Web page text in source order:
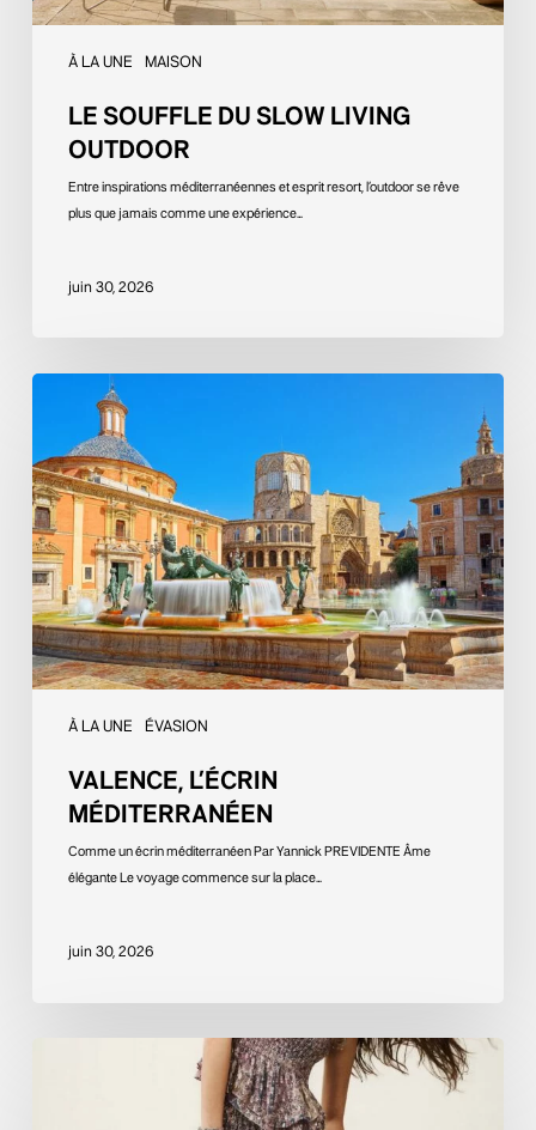
À LA UNE MAISON
LE SOUFFLE DU SLOW LIVING
OUTDOOR
Entre inspirations méditerranéennes et esprit resort, l’outdoor se rêve
plus que jamais comme une expérience…
juin 30, 2026
À LA UNE ÉVASION
méditerranéen
VALENCE, L’ÉCRIN
MÉDITERRANÉEN
Comme un écrin méditerranéen Par Yannick PREVIDENTE Âme
élégante Le voyage commence sur la place…
juin 30, 2026